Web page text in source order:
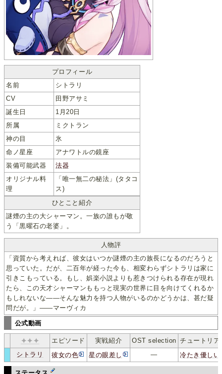
プロフィール
名前
シトラリ
CV
田野アサミ
誕生日
1月20日
所属
ミクトラン
神の目
氷
命ノ星座
アナワトルの鏡座
装備可能武器
法器
オリジナル料
理
「唯一無二の秘法」(タタコ
ス)
ひとこと紹介
謎煙の主の大シャーマン。一族の誰もが敬
う「黒曜石の老婆」。
人物評
「資質から考えれば、彼女はいつか謎煙の主の族長になるのだろうと
思っていた。だが、二百年が経った今も、相変わらずシトラリは家に
引きこもっている。もし、娯楽小説よりも惹きつけられる存在が現れ
たら、この天才シャーマンももっと現実の世界に目を向けてくれるか
もしれないな——そんな魅力を持つ人物がいるのかどうかは、甚だ疑
問だが。」——マーヴィカ
公式動画
✦✦✦ エピソード 実戦紹介 OST selection チュートリア
シトラリ 彼女の色 星の眼差し ― 冷たき優しい